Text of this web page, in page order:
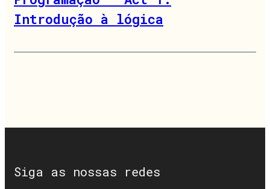
Introdução à lógica
Siga as nossas redes